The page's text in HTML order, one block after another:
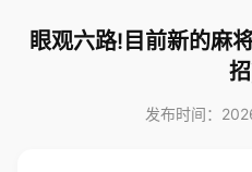
眼观六路!目前新的麻
发布时间：